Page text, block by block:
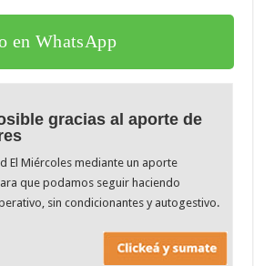
en WhatsApp
gracias al aporte de
El Miércoles mediante un aporte
que podamos seguir haciendo
sin condicionantes y autogestivo.